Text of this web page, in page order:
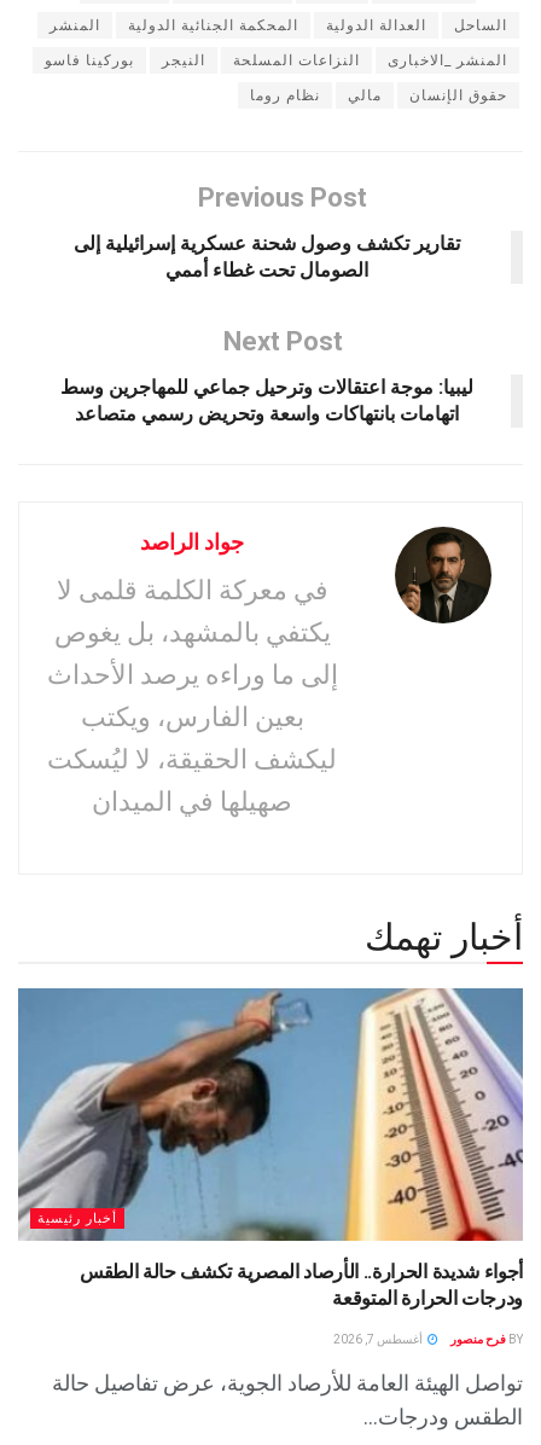
الساحل العدالة الدولية المحكمة الجنائية الدولية المنشر
المنشر _الاخبارى النزاعات المسلحة النيجر بوركينا فاسو
حقوق الإنسان مالي نظام روما
Previous Post
تقارير تكشف وصول شحنة عسكرية إسرائيلية إلى
الصومال تحت غطاء أممي
Next Post
ليبيا: موجة اعتقالات وترحيل جماعي للمهاجرين وسط
اتهامات بانتهاكات واسعة وتحريض رسمي متصاعد
جواد الراصد
في معركة الكلمة قلمى لا
يكتفي بالمشهد، بل يغوص
إلى ما وراءه يرصد الأحداث
بعين الفارس، ويكتب
ليكشف الحقيقة، لا ليُسكت
صهيلها في الميدان
أخبار تهمك
أخبار رئيسية
أجواء شديدة الحرارة.. الأرصاد المصرية تكشف حالة الطقس
ودرجات الحرارة المتوقعة
BY فرح منصور أغسطس 7, 2026
تواصل الهيئة العامة للأرصاد الجوية، عرض تفاصيل حالة
الطقس ودرجات...